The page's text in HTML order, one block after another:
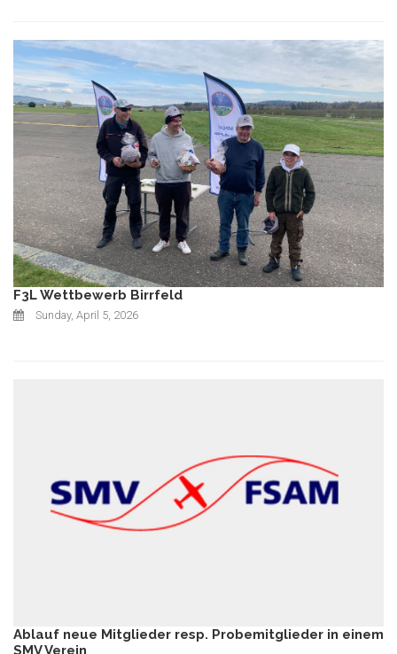
F3L Wettbewerb Birrfeld
Sunday, April 5, 2026
Ablauf neue Mitglieder resp. Probemitglieder in einem
SMV Verein